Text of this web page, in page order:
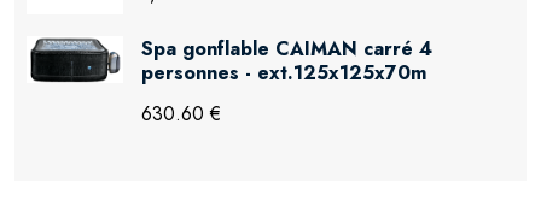
Spa gonflable CAIMAN carré 4
personnes - ext.125x125x70m
630.60 €